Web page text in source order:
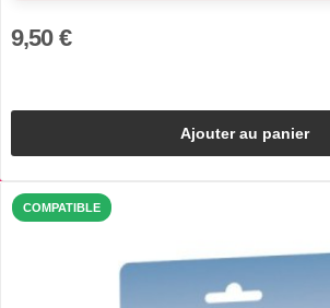
9,50 €
Ajouter au panier
COMPATIBLE